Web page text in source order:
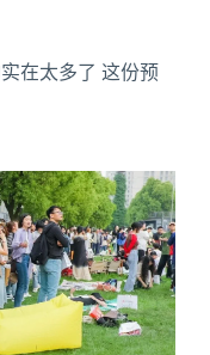
在太多了 这份预